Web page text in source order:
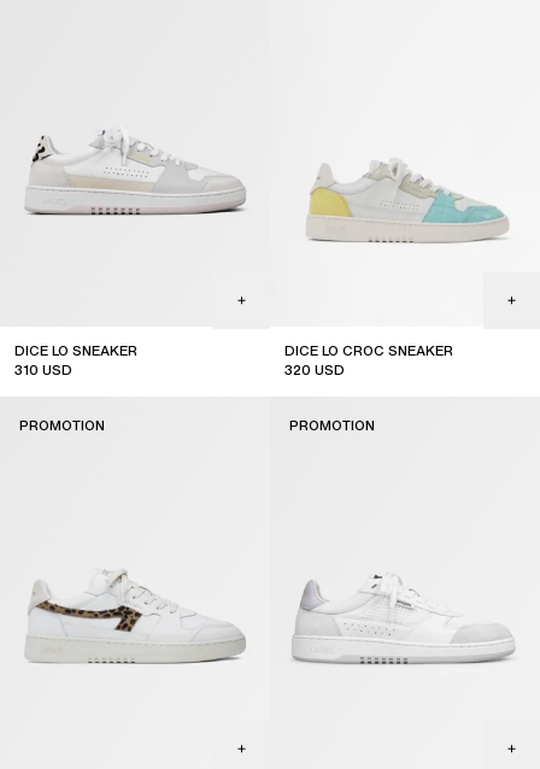
DICE LO SNEAKER
310 USD
DICE LO CROC SNEAKER
320 USD
PROMOTION PROMOTION